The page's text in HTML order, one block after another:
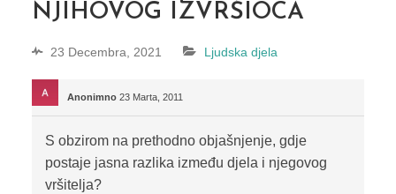
NJIHOVOG IZVRŠIOCA
23 Decembra, 2021 Ljudska djela
Anonimno 23 Marta, 2011
S obzirom na prethodno objašnjenje, gdje
postaje jasna razlika između djela i njegovog
vršitelja?